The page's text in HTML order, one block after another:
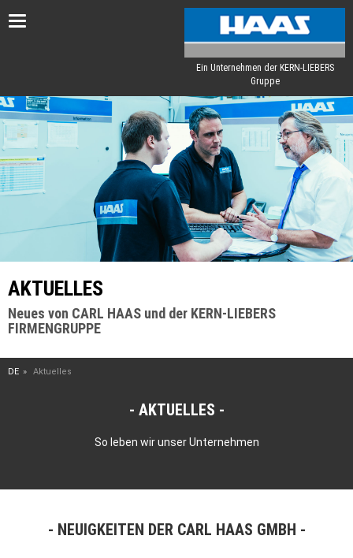
Toggle
Ein Unternehmen der KERN-LIEBERS
Gruppe
AKTUELLES
Neues von CARL HAAS und der KERN-LIEBERS
FIRMENGRUPPE
DE Aktuelles
AKTUELLES
So leben wir unser Unternehmen
NEUIGKEITEN DER CARL HAAS GMBH